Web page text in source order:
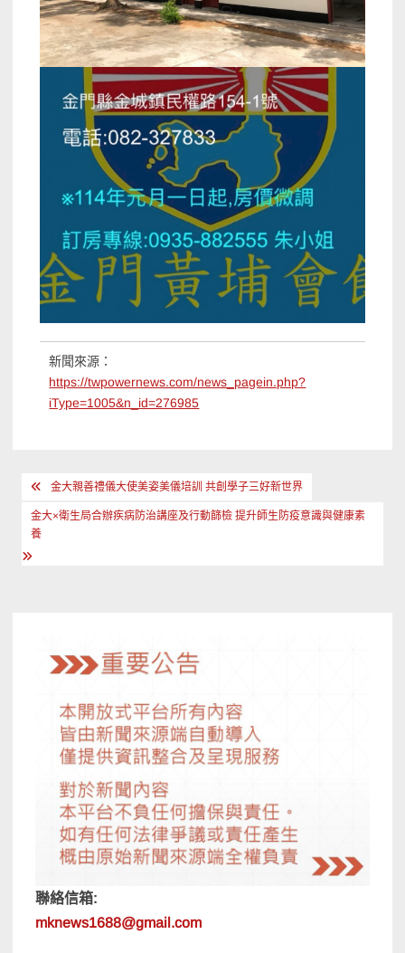
新聞來源：
https://twpowernews.com/news_pagein.php?
iType=1005&n_id=276985
文
章
導
金大親善禮儀大使美姿美儀培訓 共創學子三好新世界
金大×衛生局合辦疾病防治講座及行動篩檢 提升師生防疫意識與健康素
養
聯絡信箱:
mknews1688@gmail.com